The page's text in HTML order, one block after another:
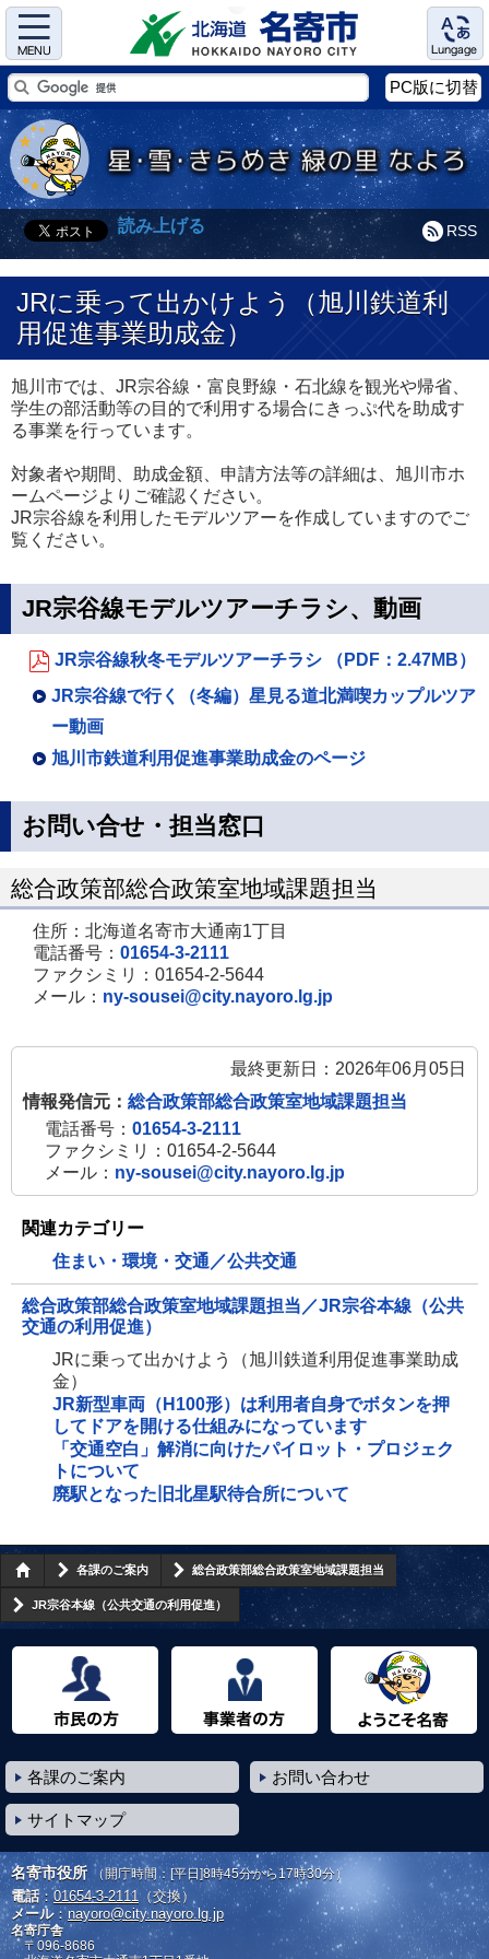
Menu Language
PC版に切替
RSS
読み上げる
JRに乗って出かけよう（旭川鉄道利
用促進事業助成金）
旭川市では、JR宗谷線・富良野線・石北線を観光や帰省、
学生の部活動等の目的で利用する場合にきっぷ代を助成す
る事業を行っています。
対象者や期間、助成金額、申請方法等の詳細は、旭川市ホ
ームページよりご確認ください。
JR宗谷線を利用したモデルツアーを作成していますのでご
覧ください。
JR宗谷線モデルツアーチラシ、動画
JR宗谷線秋冬モデルツアーチラシ （PDF：2.47MB）
JR宗谷線で行く（冬編）星見る道北満喫カップルツア
ー動画
旭川市鉄道利用促進事業助成金のページ
お問い合せ・担当窓口
総合政策部総合政策室地域課題担当
住所：北海道名寄市大通南1丁目
電話番号： 01654-3-2111
ファクシミリ：01654-2-5644
メール： ny-sousei@city.nayoro.lg.jp
最終更新日：2026年06月05日
情報発信元： 総合政策部総合政策室地域課題担当
電話番号： 01654-3-2111
ファクシミリ：01654-2-5644
メール： ny-sousei@city.nayoro.lg.jp
関連カテゴリー
住まい・環境・交通／公共交通
総合政策部総合政策室地域課題担当／JR宗谷本線（公共
交通の利用促進）
JRに乗って出かけよう（旭川鉄道利用促進事業助成
金）
JR新型車両（H100形）は利用者自身でボタンを押
してドアを開ける仕組みになっています
「交通空白」解消に向けたパイロット・プロジェク
トについて
廃駅となった旧北星駅待合所について
各課のご案内 総合政策部総合政策室地域課題担当
JR宗谷本線（公共交通の利用促進）
各課のご案内 お問い合わせ
サイトマップ
名寄市役所 （開庁時間：[平日]8時45分から17時30分）
電話： 01654-3-2111（交換）
メール：nayoro@city.nayoro.lg.jp
名寄庁舎
〒096-8686